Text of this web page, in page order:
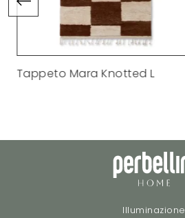
Tappeto Mara Knotted L
Illuminazione